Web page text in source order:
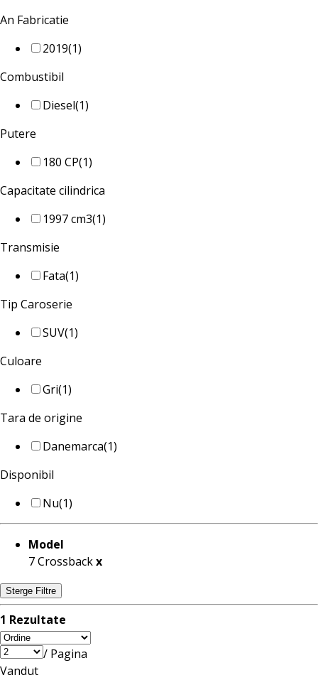
An Fabricatie
2019(1)
Combustibil
Diesel(1)
Putere
180 CP(1)
Capacitate cilindrica
1997 cm3(1)
Transmisie
Fata(1)
Tip Caroserie
SUV(1)
Culoare
Gri(1)
Tara de origine
Danemarca(1)
Disponibil
Nu(1)
Model
7 Crossbackx
Sterge Filtre
1 Rezultate
/ Pagina
Vandut